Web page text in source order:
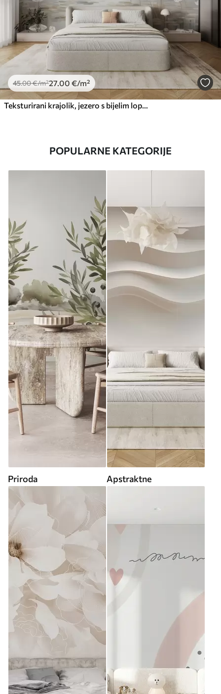
45.00€/m²27 .00 €/m²
POPULARNE KATEGORIJE
Priroda Apstraktne